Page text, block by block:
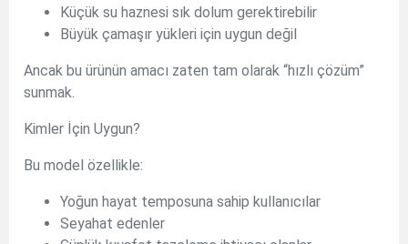
Küçük su haznesi sık dolum gerektirebilir
Büyük çamaşır yükleri için uygun değil
Ancak bu ürünün amacı zaten tam olarak “hızlı çözüm”
sunmak.
Kimler İçin Uygun?
Bu model özellikle:
Yoğun hayat temposuna sahip kullanıcılar
Seyahat edenler